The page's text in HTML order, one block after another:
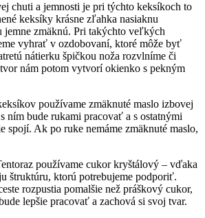
chuti a jemnosti je pri týchto keksíkoch to
keksíky krásne zľahka nasiaknu
jemne zmäknú. Pri takýchto veľkých
vyhrať v ozdobovaní, ktoré môže byť
nátierku špičkou noža rozvlníme či
nám potom vytvorí okienko s pekným
používame zmäknuté maslo izbovej
ním bude rukami pracovať a s ostatnými
spojí. Ak po ruke nemáme zmäknuté maslo,
používame cukor kryštálový – vďaka
štruktúru, ktorú potrebujeme podporiť.
rozpustia pomalšie než práškový cukor,
lepšie pracovať a zachová si svoj tvar.